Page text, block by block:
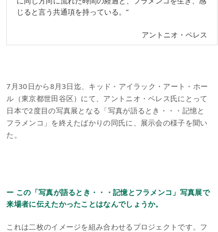
じると言う共通項を持っている。”
アントニオ・ペレス
7月30日から8月3日迄、キッド・アイラック・アート・ホー
ル（東京都世田谷区）にて、アントニオ・ペレス氏にとって
日本で2度目の写真展となる「写真が語るとき・・・記憶と
フラメンコ」を終えたばかりの同氏に、展示会の様子を聞い
た。
ー この「写真が語るとき・・・記憶とフラメンコ」写真展で
来場者に伝えたかったことはなんでしょうか。
これは二枚のイメージを組み合わせるプロジェクトです。フ